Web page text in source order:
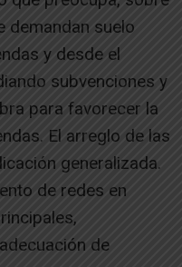
demandan suelo
y desde el
subvenciones y
para favorecer la
El arreglo de las
generalizada.
de redes en
de